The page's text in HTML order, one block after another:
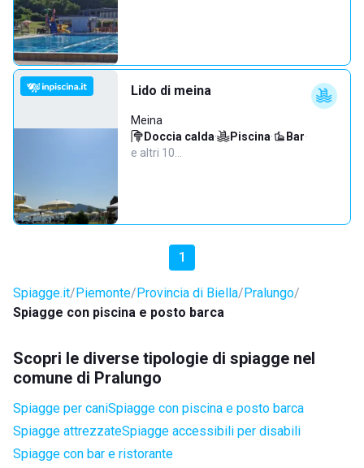
Lido di meina
Meina
Doccia calda· Piscina· Bar·
e altri 10…
1
Spiagge.it Piemonte Provincia di Biella Pralungo
Spiagge con piscina e posto barca
Scopri le diverse tipologie di spiagge nel
comune di Pralungo
Spiagge per caniSpiagge con piscina e posto barca
Spiagge attrezzateSpiagge accessibili per disabili
Spiagge con bar e ristorante